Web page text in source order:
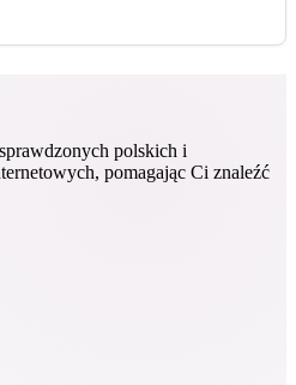
polskich i
pomagając Ci znaleźć